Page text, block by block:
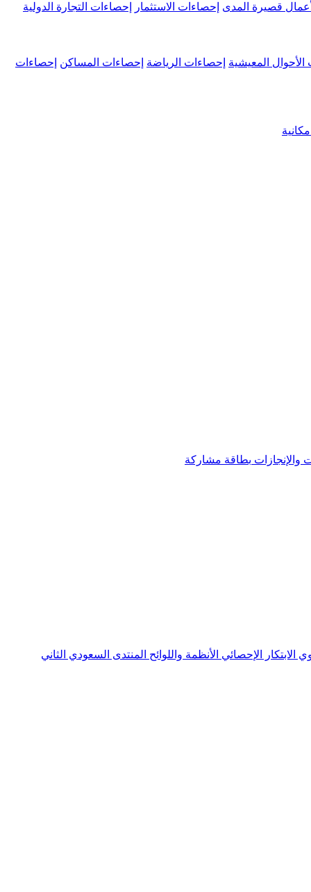
قصيرة المدى إحصاءات الاستثمار إحصاءات التجارة الدولية
الأحوال المعيشية إحصاءات الرياضة إحصاءات المساكن إحصاءات
والإنجازات بطاقة مشاركة
الابتكار الإحصائي الأنظمة واللوائح المنتدى السعودي الثاني